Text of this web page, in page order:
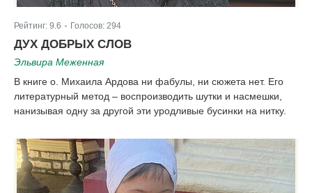
Рейтинг: 9.6 Голосов: 294
ДУХ ДОБРЫХ СЛОВ
Эльвира Меженная
В книге о. Михаила Ардова ни фабулы, ни сюжета нет. Его
литературный метод – воспроизводить шутки и насмешки,
нанизывая одну за другой эти уродливые бусинки на нитку.